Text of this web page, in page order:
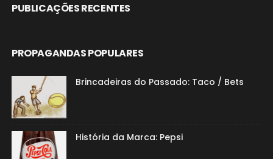
PUBLICAÇÕES RECENTES
PROPAGANDAS POPULARES
Brincadeiras do Passado: Taco / Bets
História da Marca: Pepsi